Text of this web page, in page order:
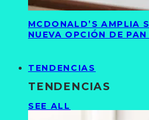
MCDONALD’S AMPLIA
NUEVA OPCIÓN DE
TENDENCIAS
TENDENCIAS
SEE ALL